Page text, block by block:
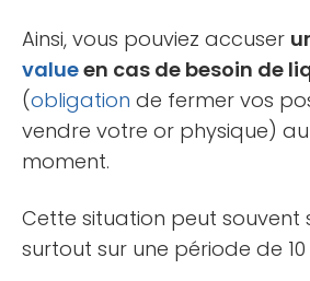
Ainsi, vous pouviez accuser
valueen cas de besoin de
(obligation de fermer vos
vendre votre or physique)
moment.
Cette situation peut souvent
surtout sur une période de 10